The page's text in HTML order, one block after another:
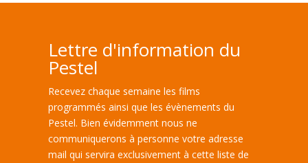
Lettre d'information du
Pestel
Recevez chaque semaine les films
programmés ainsi que les évènements du
Pestel. Bien évidemment nous ne
communiquerons à personne votre adresse
mail qui servira exclusivement à cette liste de